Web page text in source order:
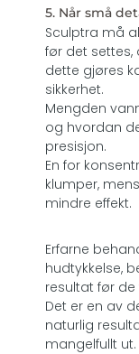
5. Når små
Sculptra må
før det settes,
dette gjøres
sikkerhet.
Mengden
og hvordan
presisjon.
En for
klumper,
mindre effekt.
Erfarne
hudtykkelse,
resultat før
Det er en av
naturlig
mangelfullt ut.